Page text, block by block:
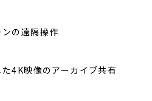
ンの遠隔操作
4K映像のアーカイブ共有